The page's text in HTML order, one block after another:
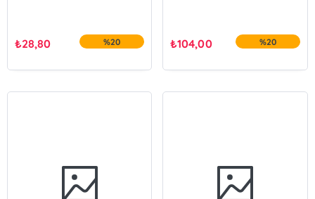
₺28,80 %20 ₺104,00 %20